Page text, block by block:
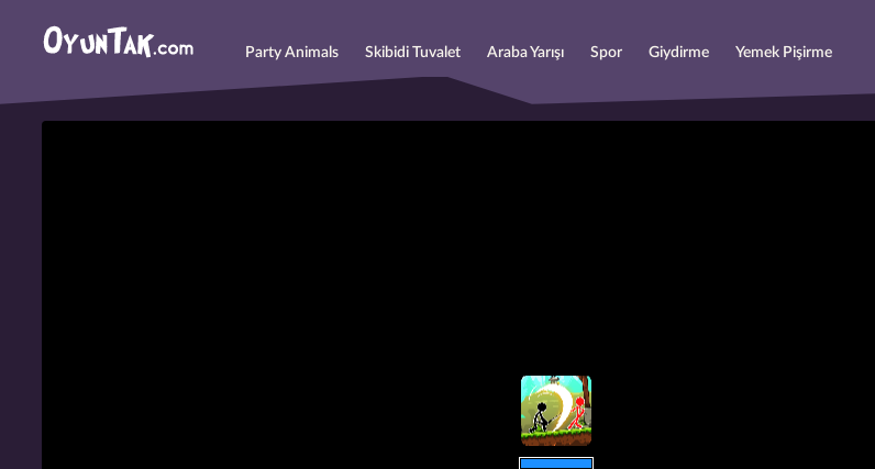
Party Animals Skibidi Tuvalet Araba Yarışı Spor Giydirme Yemek Pişirme